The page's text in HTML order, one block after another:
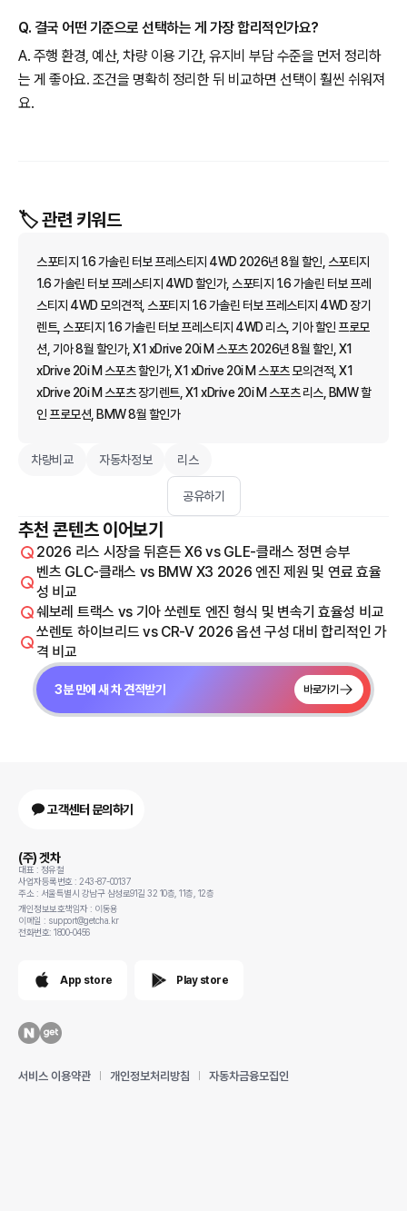
Q. 결국 어떤 기준으로 선택하는 게 가장 합리적인가요?
A. 주행 환경, 예산, 차량 이용 기간, 유지비 부담 수준을 먼저 정리하
는 게 좋아요. 조건을 명확히 정리한 뒤 비교하면 선택이 훨씬 쉬워져
요.
🏷️ 관련 키워드
스포티지 1.6 가솔린 터보 프레스티지 4WD 2026년 8월 할인, 스포티지
1.6 가솔린 터보 프레스티지 4WD 할인가, 스포티지 1.6 가솔린 터보 프레
스티지 4WD 모의견적, 스포티지 1.6 가솔린 터보 프레스티지 4WD 장기
렌트, 스포티지 1.6 가솔린 터보 프레스티지 4WD 리스, 기아 할인 프로모
션, 기아 8월 할인가, X1 xDrive 20i M 스포츠 2026년 8월 할인, X1
xDrive 20i M 스포츠 할인가, X1 xDrive 20i M 스포츠 모의견적, X1
xDrive 20i M 스포츠 장기렌트, X1 xDrive 20i M 스포츠 리스, BMW 할
인 프로모션, BMW 8월 할인가
차량비교 자동차정보 리스
공유하기
추천 콘텐츠 이어보기
2026 리스 시장을 뒤흔든 X6 vs GLE-클래스 정면 승부
벤츠 GLC-클래스 vs BMW X3 2026 엔진 제원 및 연료 효율
성 비교
쉐보레 트랙스 vs 기아 쏘렌토 엔진 형식 및 변속기 효율성 비교
쏘렌토 하이브리드 vs CR-V 2026 옵션 구성 대비 합리적인 가
격 비교
3분 만에 새 차 견적받기 바로가기
고객센터 문의하기
(주) 겟차
대표 : 정유철
사업자등록번호 : 243-87-00137
주소 : 서울특별시 강남구 삼성로91길 32 10층, 11층, 12층
개인정보보호책임자 : 이동용
이메일 : support@getcha.kr
전화번호: 1800-0456
App store Play store
서비스 이용약관 개인정보처리방침 자동차금융모집인